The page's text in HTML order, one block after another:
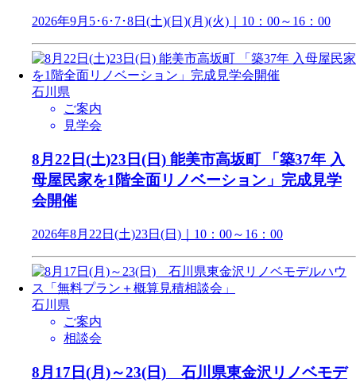
2026年9月5･6･7･8日(土)(日)(月)(火)｜10：00～16：00
石川県
ご案内
見学会
8月22日(土)23日(日) 能美市高坂町 「築37年 入
母屋民家を1階全面リノベーション」完成見学
会開催
2026年8月22日(土)23日(日)｜10：00～16：00
石川県
ご案内
相談会
8月17日(月)～23(日) 石川県東金沢リノベモデ